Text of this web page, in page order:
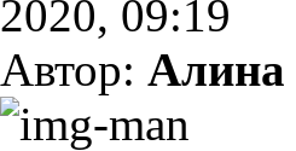
2020, 09:19
Автор: Алина